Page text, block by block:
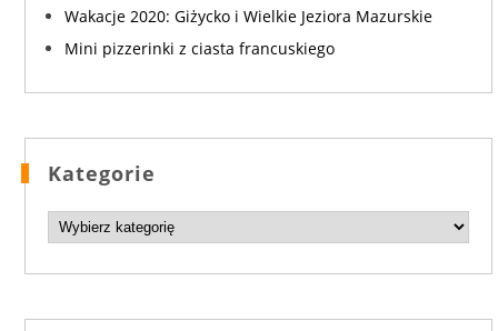
Wakacje 2020: Giżycko i Wielkie Jeziora Mazurskie
Mini pizzerinki z ciasta francuskiego
Kategorie
Kategorie